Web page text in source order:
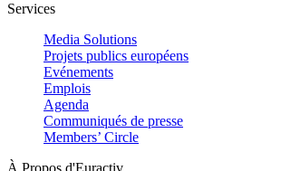
Services
Media Solutions
Projets publics européens
Evénements
Emplois
Agenda
Communiqués de presse
Members’ Circle